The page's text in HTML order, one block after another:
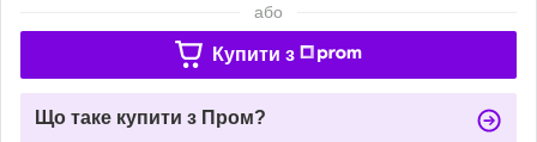
або
Купити з
Що таке купити з Пром?